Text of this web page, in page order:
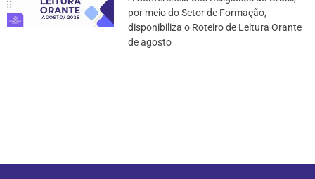
por meio do Setor de Formação,
disponibiliza o Roteiro de Leitura Orante
de agosto